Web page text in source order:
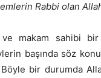
Rabbi olan
makam sahibi
başında söz
Böyle bir durumda